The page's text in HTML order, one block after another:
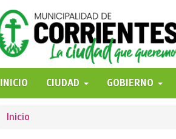
INICIO
CIUDAD GOBIERNO
Se
Inicio